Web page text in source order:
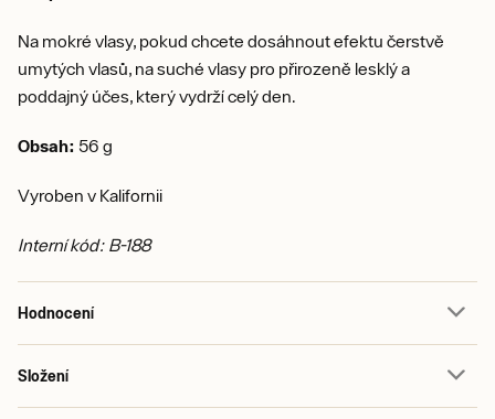
Na mokré vlasy, pokud chcete dosáhnout efektu čerstvě
umytých vlasů, na suché vlasy pro přirozeně lesklý a
poddajný účes, který vydrží celý den.
Obsah: 56 g
Vyroben v Kalifornii
Interní kód: B-188
Hodnocení
Složení